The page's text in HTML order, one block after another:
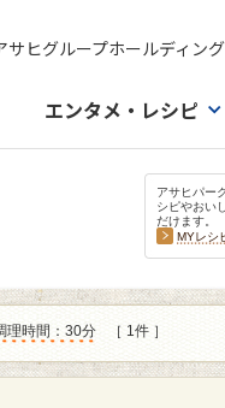
サヒグループホールディン
エンタメ・レシピ
アサヒパー
シピやおい
だけます。
MYレシ
理時間：30分 ［ 1件 ］